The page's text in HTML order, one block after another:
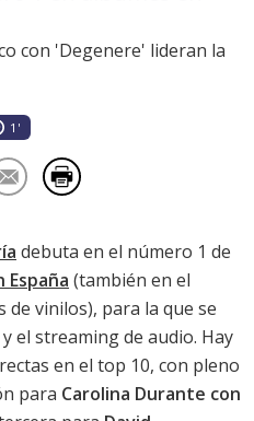
con 'Degenere' lideran la
1'
debuta en el número 1 de
España (también en el
de vinilos), para la que se
el streaming de audio. Hay
en el top 10, con pleno
para Carolina Durante con